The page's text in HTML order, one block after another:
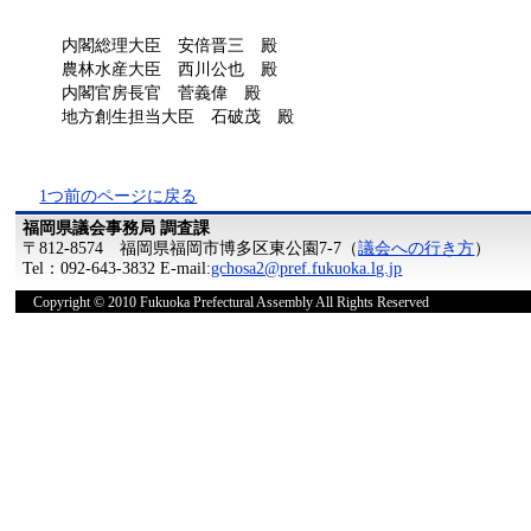
内閣総理大臣 安倍晋三 殿
農林水産大臣 西川公也 殿
内閣官房長官 菅義偉 殿
地方創生担当大臣 石破茂 殿
1つ前のページに戻る
福岡県議会事務局 調査課
〒812-8574 福岡県福岡市博多区東公園7-7（議会への行き方）
Tel：092-643-3832 E-mail:gchosa2@pref.fukuoka.lg.jp
Copyright © 2010 Fukuoka Prefectural Assembly All Rights Reserved